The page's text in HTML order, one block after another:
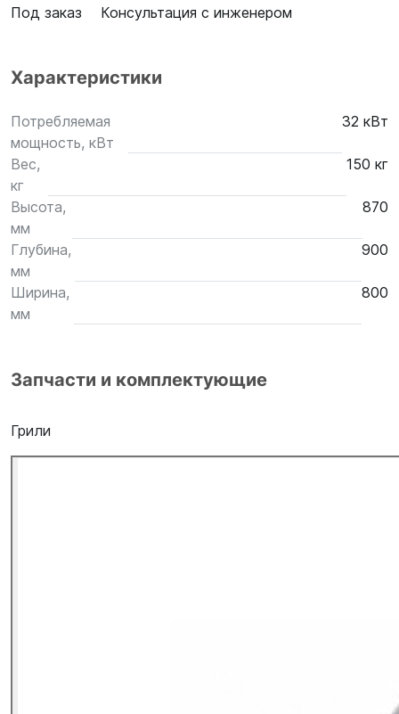
Под заказ
Консультация с инженером
Характеристики
Потребляемая
мощность, кВт
32 кВт
Вес,
кг
150 кг
Высота,
мм
870
Глубина,
мм
900
Ширина,
мм
800
Запчасти и комплектующие
Грили